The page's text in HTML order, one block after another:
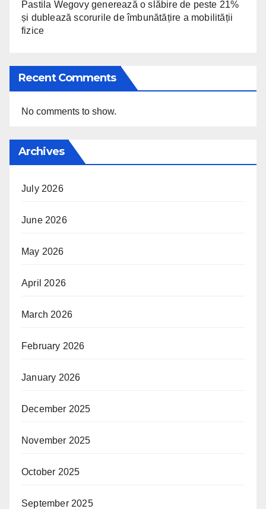
Pastila Wegovy generează o slăbire de peste 21%
și dublează scorurile de îmbunătățire a mobilității
fizice
Recent Comments
No comments to show.
Archives
July 2026
June 2026
May 2026
April 2026
March 2026
February 2026
January 2026
December 2025
November 2025
October 2025
September 2025